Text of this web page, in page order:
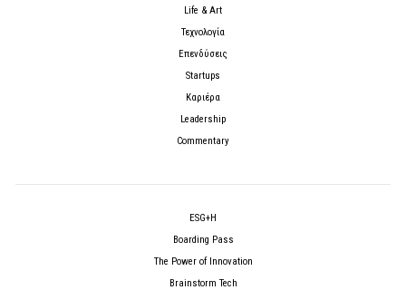
Life & Art
Τεχνολογία
Επενδύσεις
Startups
Καριέρα
Leadership
Commentary
ESG+H
Boarding Pass
The Power of Innovation
Brainstorm Tech